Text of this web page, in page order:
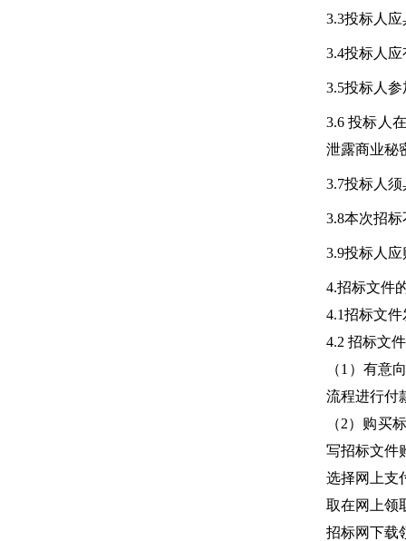
3.3投标人
3.4投标人
3.5投标人
3.6 投标人
泄露商业秘
3.7投标人
3.8本次招
3.9投标人
4.招标文件
4.1招标文
4.2 招标文
（1）有意
流程进行付
（2）购买
写招标文件
选择网上支
取在网上领
招标网下载